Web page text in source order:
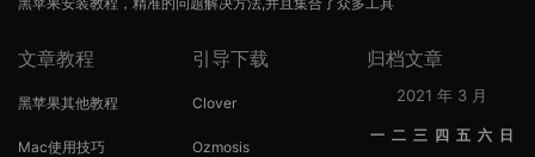
文章教程
黑苹果其他教程
Mac使用技巧
引导下载
Clover
Ozmosis
归档文章
2021 年 3 月
一 二 三 四 五 六 日